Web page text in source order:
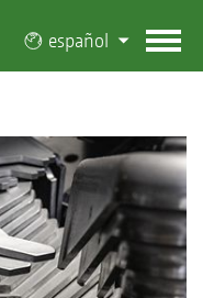
español